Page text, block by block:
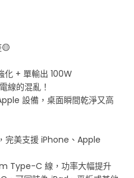
化 + 單輸出 100W
線的混亂！
設備，桌面瞬間乾淨又高
完美支援 iPhone、Apple
Type-C 線，功率大幅提升